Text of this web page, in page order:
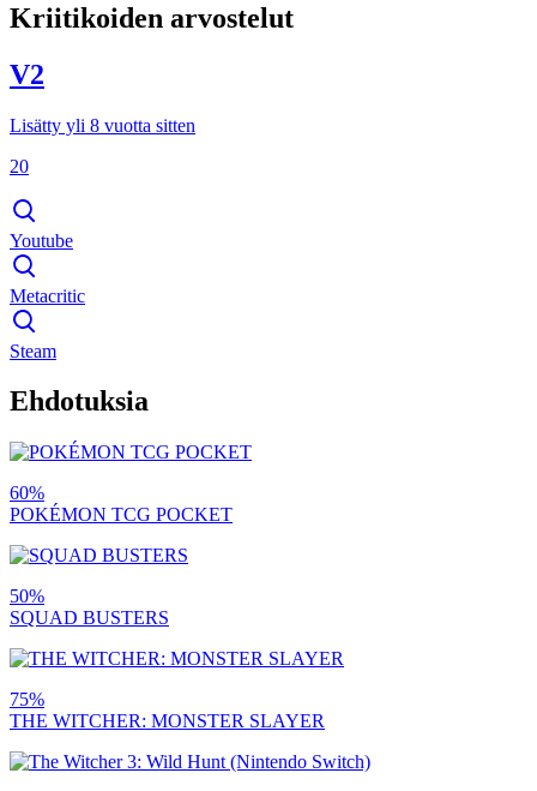
Kriitikoiden arvostelut
V2
Lisätty yli 8 vuotta sitten
20
Youtube
Metacritic
Steam
Ehdotuksia
60%
POKÉMON TCG POCKET
50%
SQUAD BUSTERS
75%
THE WITCHER: MONSTER SLAYER